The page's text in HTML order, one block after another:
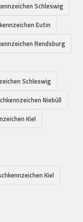
Schleswig
Eutin
Rendsburg
Schleswig
Niebüll
Kiel
Kiel